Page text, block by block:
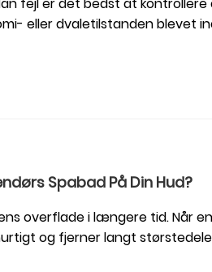
eller dvaletilstanden blevet
Spabad På Din Hud?
overflade i længere tid. Når
og fjerner langt